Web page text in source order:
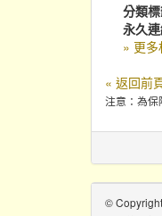
分類
永久
» 更多
« 返回前
注意：為保
©